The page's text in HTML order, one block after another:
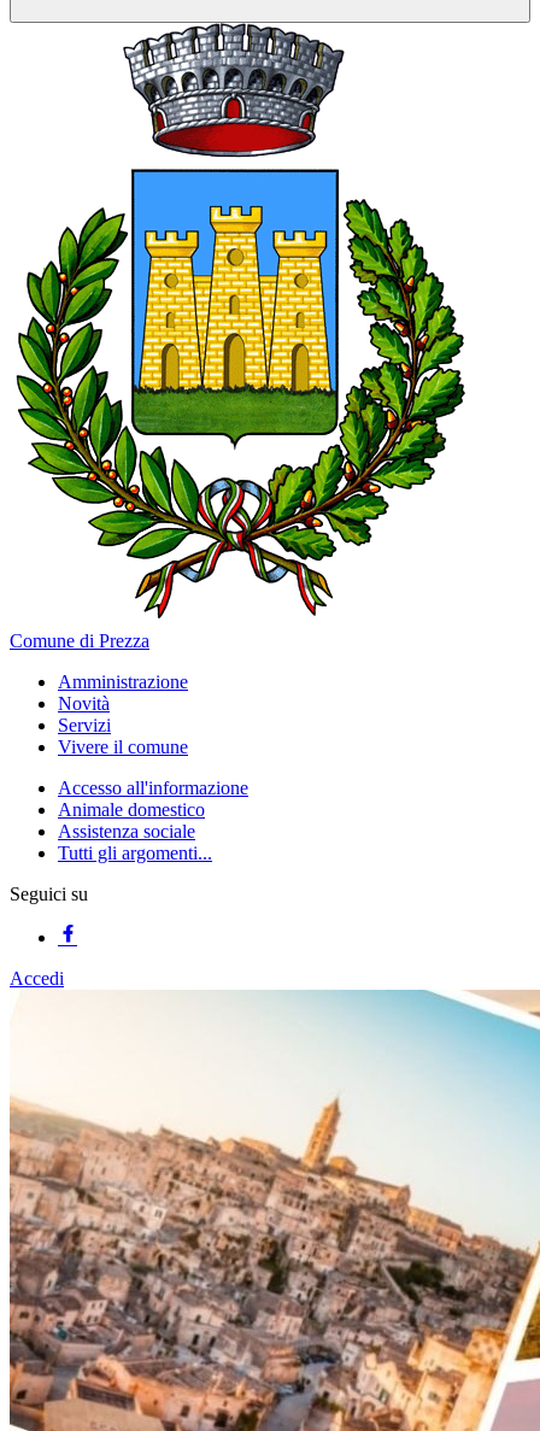
Comune di Prezza
Amministrazione
Novità
Servizi
Vivere il comune
Accesso all'informazione
Animale domestico
Assistenza sociale
Tutti gli argomenti...
Seguici su
Accedi